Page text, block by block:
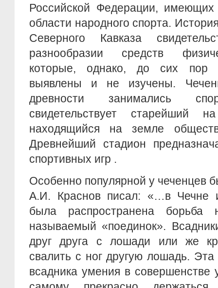
Российской Федерации,
области народного спорта.
Северного Кавказа
разнообразии средств
которые, однако, до сих пор
выявлены и не изучены.
древности занимались
свидетельствует старейший
находящийся на земле
Древнейший стадион
спортивных игр .
Особенно популярной у чеченцев
А.И. Краснов писал: «…в Чечне
была распространена
называемый «поединок».
друг друга с лошади или же
свалить с ног другую лошадь.
всадника умения в совершенстве